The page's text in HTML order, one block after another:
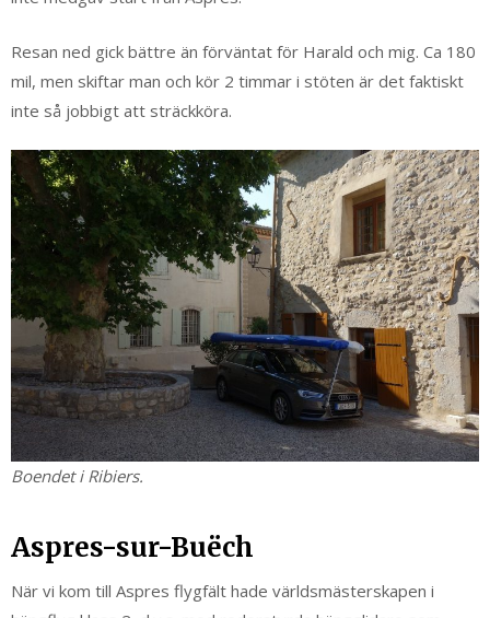
Resan ned gick bättre än förväntat för Harald och mig. Ca 180
mil, men skiftar man och kör 2 timmar i stöten är det faktiskt
inte så jobbigt att sträckköra.
Boendet i Ribiers.
Aspres-sur-Buëch
När vi kom till Aspres flygfält hade världsmästerskapen i